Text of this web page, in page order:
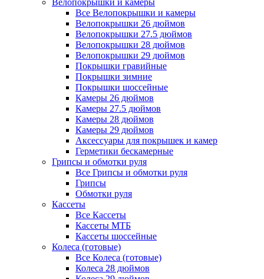
Велопокрышки и камеры
Все Велопокрышки и камеры
Велопокрышки 26 дюймов
Велопокрышки 27.5 дюймов
Велопокрышки 28 дюймов
Велопокрышки 29 дюймов
Покрышки гравийные
Покрышки зимние
Покрышки шоссейные
Камеры 26 дюймов
Камеры 27.5 дюймов
Камеры 28 дюймов
Камеры 29 дюймов
Аксессуары для покрышек и камер
Герметики бескамерные
Грипсы и обмотки руля
Все Грипсы и обмотки руля
Грипсы
Обмотки руля
Кассеты
Все Кассеты
Кассеты МТБ
Кассеты шоссейные
Колеса (готовые)
Все Колеса (готовые)
Колеса 28 дюймов